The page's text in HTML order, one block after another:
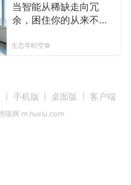
当智能从稀缺走向冗
余，困住你的从来不是
生态学时空©
手机版 桌面版 客户端
嗅网 m.huxiu.com